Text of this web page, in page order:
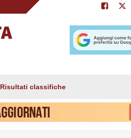
Risultati classifiche